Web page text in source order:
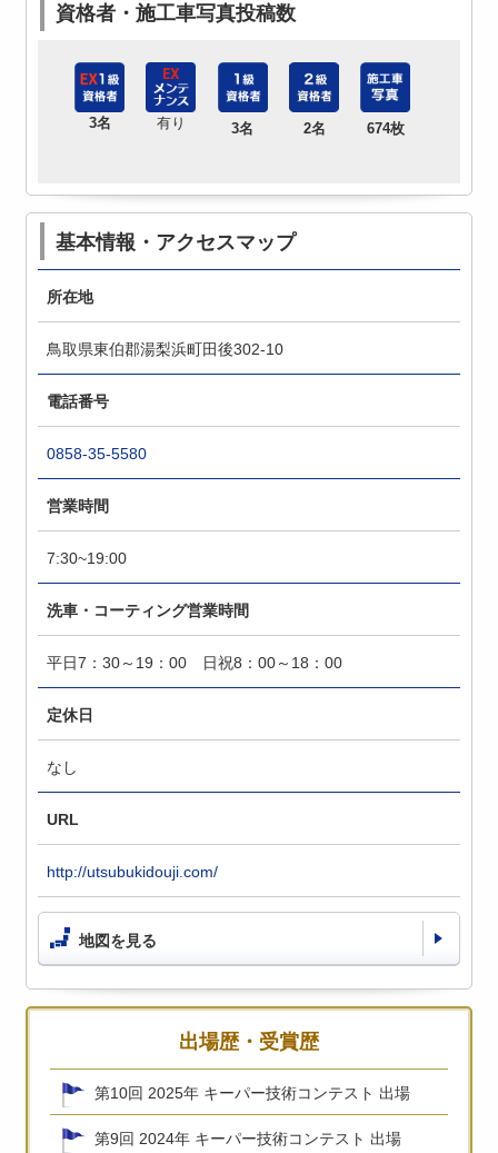
資格者・施工車写真投稿数
3名 有り 3名 2名 674枚
基本情報・アクセスマップ
所在地
鳥取県東伯郡湯梨浜町田後302-10
電話番号
0858-35-5580
営業時間
7:30~19:00
洗車・コーティング営業時間
平日7：30～19：00 日祝8：00～18：00
定休日
なし
URL
http://utsubukidouji.com/
地図を見る
出場歴・受賞歴
第10回 2025年 キーパー技術コンテスト 出場
第9回 2024年 キーパー技術コンテスト 出場